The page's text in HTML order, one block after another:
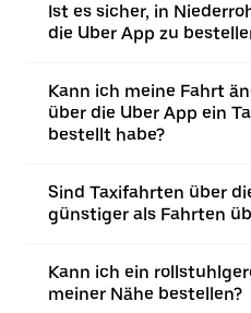
Ist es sicher, in
die Uber App zu
Kann ich meine Fahrt
über die Uber App ein
bestellt habe?
Sind Taxifahrten über
günstiger als Fahrten
Kann ich ein
meiner Nähe bestellen?